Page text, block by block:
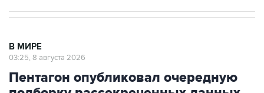
В МИРЕ
03:25, 8 августа 2026
Пентагон опубликовал очередную